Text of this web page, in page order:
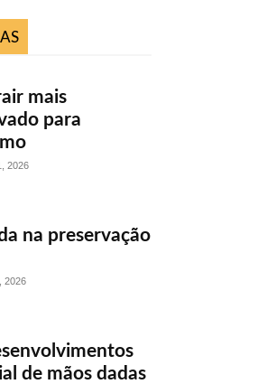
mais
para
2026
na preservação
2026
de mãos dadas